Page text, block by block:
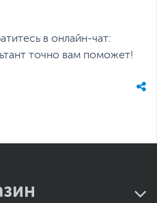
в онлайн-чат:
точно вам поможет!